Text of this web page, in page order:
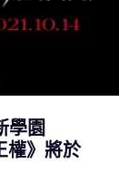
學園
權》將於